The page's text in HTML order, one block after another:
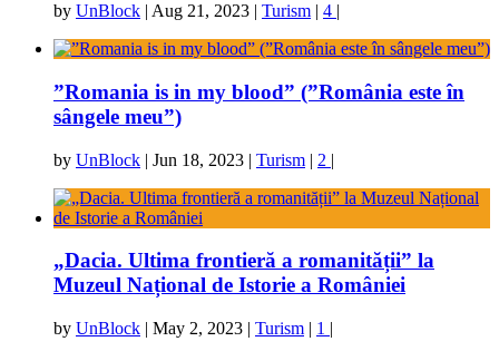
by UnBlock | Aug 21, 2023 | Turism | 4 |
”Romania is in my blood” (”România este în
sângele meu”)
by UnBlock | Jun 18, 2023 | Turism | 2 |
„Dacia. Ultima frontieră a romanității” la
Muzeul Național de Istorie a României
by UnBlock | May 2, 2023 | Turism | 1 |